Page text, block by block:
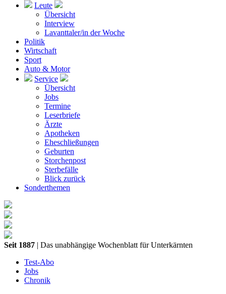
Leute
Übersicht
Interview
Lavanttaler/in der Woche
Politik
Wirtschaft
Sport
Auto & Motor
Service
Übersicht
Jobs
Termine
Leserbriefe
Ärzte
Apotheken
Eheschließungen
Geburten
Storchenpost
Sterbefälle
Blick zurück
Sonderthemen
Seit 1887 | Das unabhängige Wochenblatt für Unterkärnten
Test-Abo
Jobs
Chronik